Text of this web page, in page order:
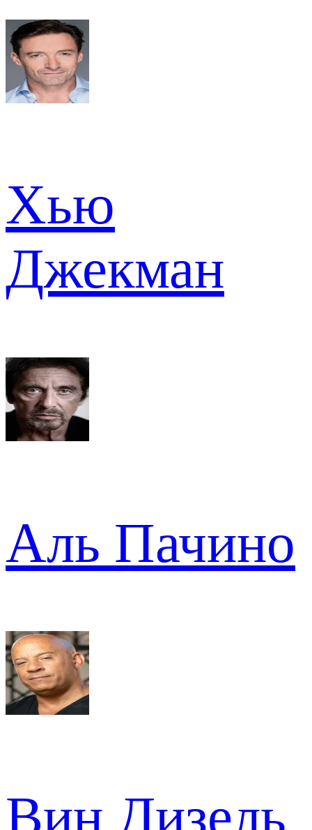
Хью
Джекман
Аль Пачино
Вин Дизель